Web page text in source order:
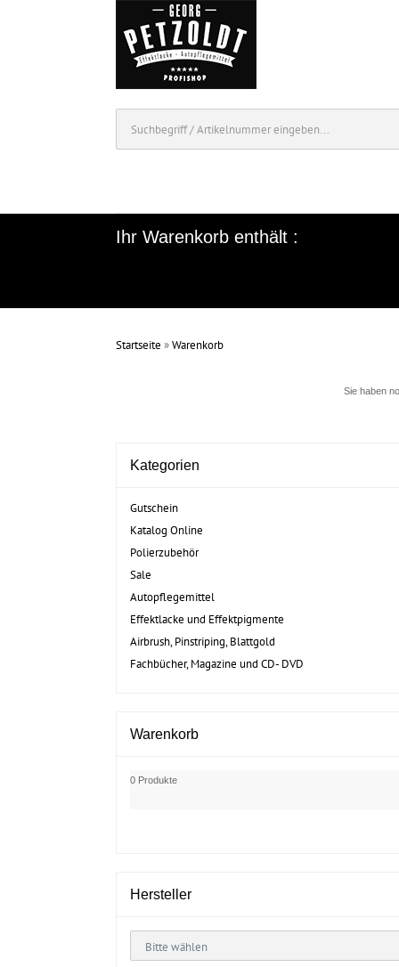
Ihr Warenkorb enthält :
Startseite »Warenkorb
Sie haben
Kategorien
Gutschein
Katalog Online
Polierzubehör
Sale
Autopflegemittel
Effektlacke und Effektpigmente
Airbrush, Pinstriping, Blattgold
Fachbücher, Magazine und CD- DVD
Warenkorb
0 Produkte
Hersteller